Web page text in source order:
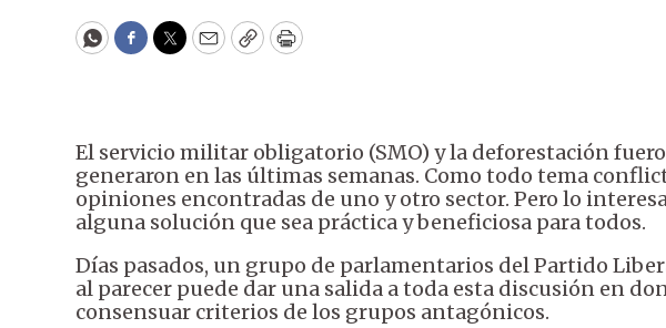
WhatsApp
Facebook
Twitter
EmailCopyPrint
El servicio militar obligatorio (SMO) y la deforestación
generaron en las últimas semanas. Como todo tema
opiniones encontradas de uno y otro sector. Pero lo
alguna solución que sea práctica y beneficiosa para todos.
Días pasados, un grupo de parlamentarios del Partido
al parecer puede dar una salida a toda esta discusión en
consensuar criterios de los grupos antagónicos.